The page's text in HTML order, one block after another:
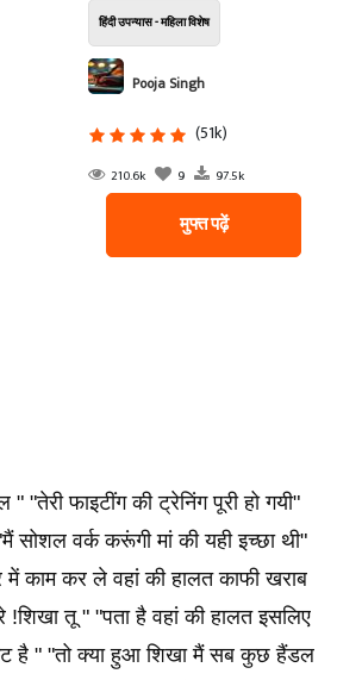
हिंदी उपन्यास - महिला विशेष
Pooja Singh
(51k)
210.6k 9 97.5k
मुफ्त पढ़ें
" "तेरी फाइटींग की ट्रेनिंग पूरी हो गयी"
सोशल वर्क करूंगी मां की यही इच्छा थी"
काम कर ले वहां की हालत काफी खराब
तू " "पता है वहां की हालत इसलिए
है " "तो क्या हुआ शिखा मैं सब कुछ हैंडल